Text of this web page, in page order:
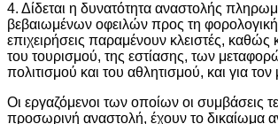
4. Δίδεται η δυνατότητα αναστολής
βεβαιωμένων οφειλών προς τη
επιχειρήσεις παραμένουν κλειστές, καθώς
του τουρισμού, της εστίασης, των
πολιτισμού και του αθλητισμού, και για τον
Οι εργαζόμενοι των οποίων οι συμβάσεις
προσωρινή αναστολή, έχουν το δικαίωμα